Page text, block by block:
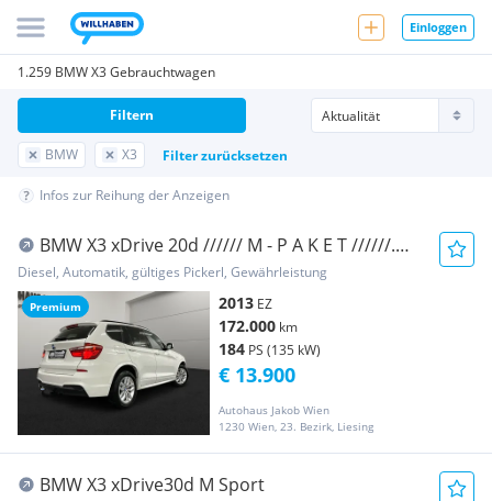
Einloggen
1.259 BMW X3 Gebrauchtwagen
BMW X3 Filter zurücksetzen
Filtern
Infos zur Reihung der Anzeigen
Premium
BMW X3 xDrive 20d ////// M - P A K E T //////.
AUT...
Diesel, Automatik, gültiges Pickerl, Gewährleistung
2013 EZ
172.000 km
184 PS (135 kW)
Autohaus Jakob Wien
1230 Wien, 23. Bezirk, Liesing
€ 13.900
BMW X3 xDrive30d M Sport